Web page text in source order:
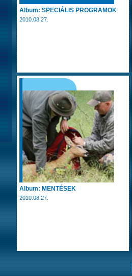
Album: SPECIÁLIS PROGRAMOK
2010.08.27.
Album: MENTÉSEK
2010.08.27.